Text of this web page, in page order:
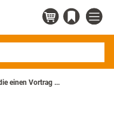
einen Vortrag ...